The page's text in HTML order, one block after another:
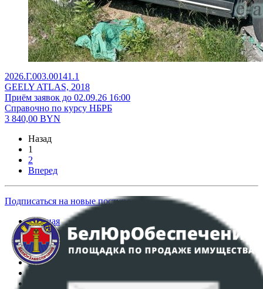
2026.Г.003.00141.1
GEELY ATLAS, 2018
Приём заявок до 02.09.26 16:00
Справочно по курсу НБРБ
3 840,00 BYN
Назад
1
2
Вперед
Подписаться на новые поступления
Главная
Аукционы
Интернет-магазин
Регламент организации и проведения торгов
Политика в отношении обработки персональных